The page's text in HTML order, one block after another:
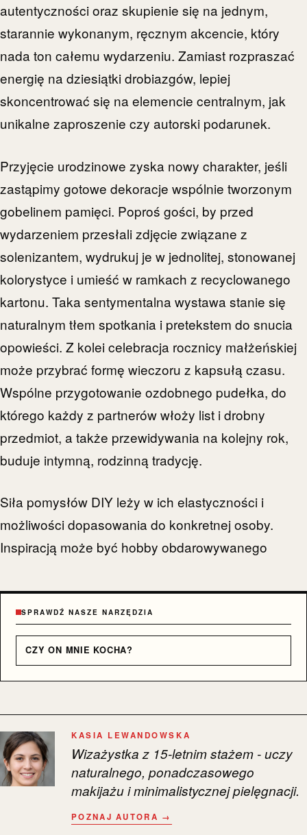
autentyczności oraz skupienie się na jednym,
starannie wykonanym, ręcznym akcencie, który
nada ton całemu wydarzeniu. Zamiast rozpraszać
energię na dziesiątki drobiazgów, lepiej
skoncentrować się na elemencie centralnym, jak
unikalne zaproszenie czy autorski podarunek.
Przyjęcie urodzinowe zyska nowy charakter, jeśli
zastąpimy gotowe dekoracje wspólnie tworzonym
gobelinem pamięci. Poproś gości, by przed
wydarzeniem przesłali zdjęcie związane z
solenizantem, wydrukuj je w jednolitej, stonowanej
kolorystyce i umieść w ramkach z recyclowanego
kartonu. Taka sentymentalna wystawa stanie się
naturalnym tłem spotkania i pretekstem do snucia
opowieści. Z kolei celebracja rocznicy małżeńskiej
może przybrać formę wieczoru z kapsułą czasu.
Wspólne przygotowanie ozdobnego pudełka, do
którego każdy z partnerów włoży list i drobny
przedmiot, a także przewidywania na kolejny rok,
buduje intymną, rodzinną tradycję.
Siła pomysłów DIY leży w ich elastyczności i
możliwości dopasowania do konkretnej osoby.
Inspiracją może być hobby obdarowywanego
SPRAWDŹ NASZE NARZĘDZIA
CZY ON MNIE KOCHA?
KASIA LEWANDOWSKA
Wizażystka z 15-letnim stażem - uczy
naturalnego, ponadczasowego
makijażu i minimalistycznej pielęgnacji.
POZNAJ AUTORA →